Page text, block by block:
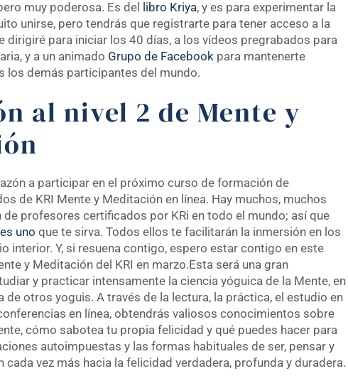
muy poderosa. Es del
libro Kriya, y es para experimentar la
unirse, pero tendrás que registrarte para tener acceso a la
dirigiré para iniciar los 40 días, a los vídeos pregrabados para
y a un animado Grupo de Facebookpara mantenerte
los demás participantes del mundo.
al nivel 2 de Mente y
a participar en el próximo curso de formación de
de KRI Mente y Meditación en línea. Hay muchos, muchos
profesores certificados por KRi en todo el mundo; así que
uno que te sirva. Todos ellos te facilitarán la inmersión en los
interior. Y, si resuena contigo, espero estar contigo en este
y Meditación del KRI en marzo.Esta será una gran
y practicar intensamente la ciencia yóguica de la Mente, en
de otros yoguis. A través de la lectura, la práctica, el estudio en
en línea, obtendrás valiosos conocimientos sobre
cómo sabotea tu propia felicidad y qué puedes hacer para
autoimpuestas y las formas habituales de ser, pensar y
cada vez más hacia la felicidad verdadera, profunda y duradera.